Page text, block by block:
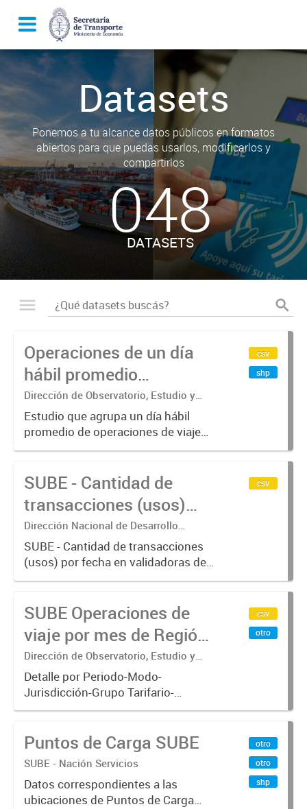
Datasets
Ponemos a tu alcance datos públicos en formatos
abiertos para que puedas usarlos, modificarlos y
compartirlos
048
DATASETS
Operaciones de un día
hábil promedio
agregados en
hexágonos, por Modo de
transporte y Hora
Dirección de Observatorio, Estudio y
Sistemas – Ministerio de Transporte
Estudio que agrupa un día hábil
promedio de operaciones de viajes
del sistema único de boleto
transporte urbano de pasajeros de
RMBA incluyendo trenes,
subterráneos,...
csv
shp
SUBE - Cantidad de
transacciones (usos)
por fecha
Dirección Nacional de Desarrollo
Tecnológico - Ministerio de Transporte.
SUBE - Cantidad de transacciones
(usos) por fecha en validadoras de
la red SUBE.
csv
SUBE Operaciones de
viaje por mes de Región
Metropolitana de
Buenos Aires
Dirección de Observatorio, Estudio y
Sistemas – Ministerio de Transporte
Detalle por Periodo-Modo-
Jurisdicción-Grupo Tarifario-
Empresa-Línea-Tipo de
de viajes del sistema único de
boleto electrónico(SUBE) para el
periodo registrado...
csv
otro
Puntos de Carga SUBE
SUBE - Nación Servicios
Datos correspondientes a las
ubicaciones de Puntos de Carga
otro
otro
shp